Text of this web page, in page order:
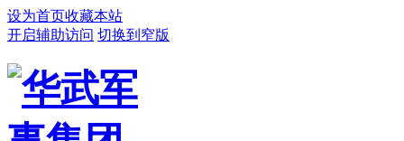
设为首页收藏本站
开启辅助访问 切换到窄版